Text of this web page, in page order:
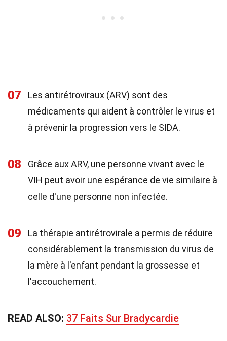
07
Les antirétroviraux (ARV) sont des
médicaments qui aident à contrôler le virus et
à prévenir la progression vers le SIDA.
08
Grâce aux ARV, une personne vivant avec le
VIH peut avoir une espérance de vie similaire à
celle d'une personne non infectée.
09
La thérapie antirétrovirale a permis de réduire
considérablement la transmission du virus de
la mère à l'enfant pendant la grossesse et
l'accouchement.
READ ALSO: 37 Faits Sur Bradycardie